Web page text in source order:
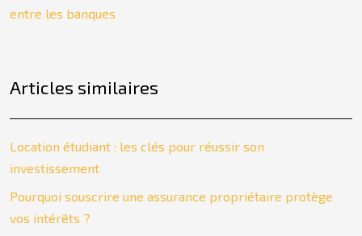
entre les banques
Articles similaires
Location étudiant : les clés pour réussir son
investissement
Pourquoi souscrire une assurance propriétaire protège
vos intérêts ?